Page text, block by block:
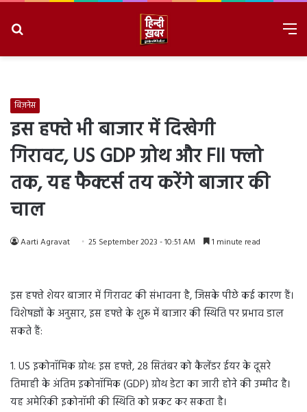
बिज़नेस
इस हफ्ते भी बाजार में दिखेगी
गिरावट, US GDP ग्रोथ और FII फ्लो
तक, यह फैक्टर्स तय करेंगे बाजार की
चाल
Aarti Agravat 25 September 2023 - 10:51 AM 1 minute read
इस हफ्ते शेयर बाजार में गिरावट की संभावना है, जिसके पीछे कई कारण हैं।
विशेषज्ञों के अनुसार, इस हफ्ते के शुरू में बाजार की स्थिति पर प्रभाव डाल
सकते हैं:
1. US इकोनॉमिक ग्रोथ: इस हफ्ते, 28 सितंबर को कैलेंडर ईयर के दूसरे
तिमाही के अंतिम इकोनॉमिक (GDP) ग्रोथ डेटा का जारी होने की उम्मीद है।
यह अमेरिकी इकोनॉमी की स्थिति को प्रकट कर सकता है।